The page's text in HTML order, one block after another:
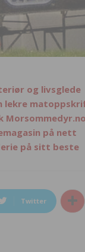
og livsglede
lekre
Morsommedyr.no
på nett
Ferie på sitt beste
Twitter